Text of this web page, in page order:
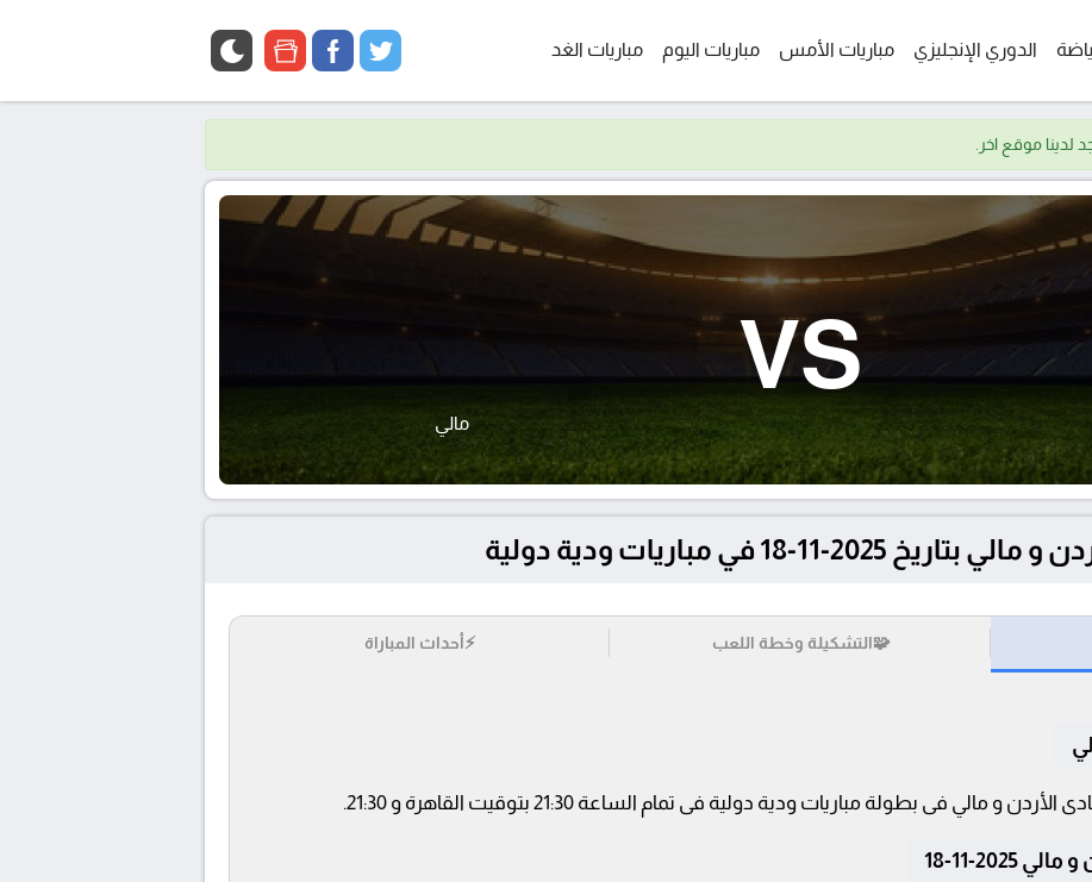
الدوري الإنجليزي مباريات الأمس مباريات اليوم مباريات الغد twitter
facebook
google
VS
مالي
11-18 في مباريات ودية دولية
🧩التشكيلة وخطة اللعب ⚡أحداث المباراة
11-18